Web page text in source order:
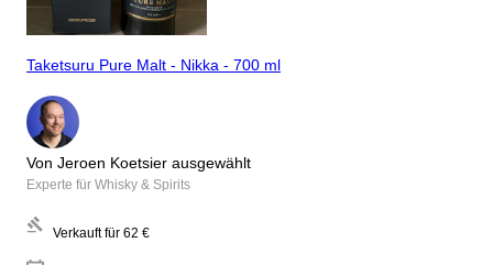
Taketsuru Pure Malt - Nikka - 700 ml
Von Jeroen Koetsier ausgewählt
Experte für Whisky & Spirits
Verkauft für 62 €